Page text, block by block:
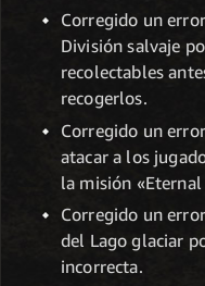
Corregido un
División salvaje
recolectables
recogerlos.
Corregido un
atacar a los
la misión «Eternal
Corregido un
del Lago glaciar
incorrecta.